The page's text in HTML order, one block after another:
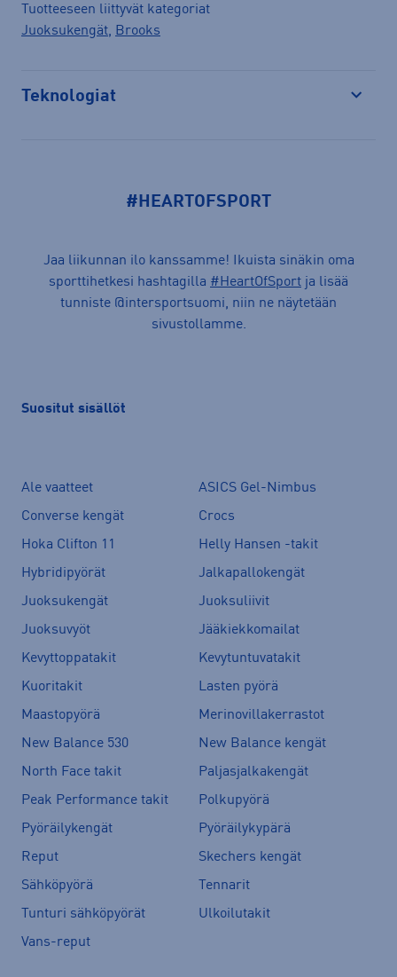
Tuotteeseen liittyvät kategoriat
Juoksukengät, Brooks
Teknologiat
#HEARTOFSPORT
Jaa liikunnan ilo kanssamme! Ikuista sinäkin oma
sporttihetkesi hashtagilla #HeartOfSport ja lisää
tunniste @intersportsuomi, niin ne näytetään
sivustollamme.
Suositut sisällöt
Ale vaatteet
ASICS Gel-Nimbus
Converse kengät
Crocs
Hoka Clifton 11
Helly Hansen -takit
Hybridipyörät
Jalkapallokengät
Juoksukengät
Juoksuliivit
Juoksuvyöt
Jääkiekkomailat
Kevyttoppatakit
Kevytuntuvatakit
Kuoritakit
Lasten pyörä
Maastopyörä
Merinovillakerrastot
New Balance 530
New Balance kengät
North Face takit
Paljasjalkakengät
Peak Performance takit
Polkupyörä
Pyöräilykengät
Pyöräilykypärä
Reput
Skechers kengät
Sähköpyörä
Tennarit
Tunturi sähköpyörät
Ulkoilutakit
Vans-reput